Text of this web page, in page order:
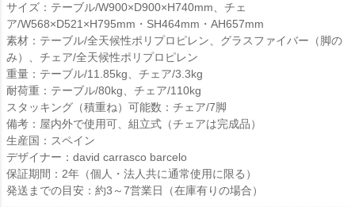
サイズ：テーブル/W900×D900×H740mm、チェ
ア/W568×D521×H795mm・SH464mm・AH657mm
素材：テーブル/全天候性ポリプロピレン、グラスファイバー（脚の
み）、チェア/全天候性ポリプロピレン
重量：テーブル/11.85kg、チェア/3.3kg
耐荷重：テーブル/80kg、チェア/110kg
スタッキング（積重ね）可能数：チェア/7脚
備考：屋内外で使用可、組立式（チェアは完成品）
生産国：スペイン
デザイナー：david carrasco barcelo
保証期間：2年（個人・法人共に通常使用に限る）
発送までの目安：約3～7営業日（在庫有りの場合）